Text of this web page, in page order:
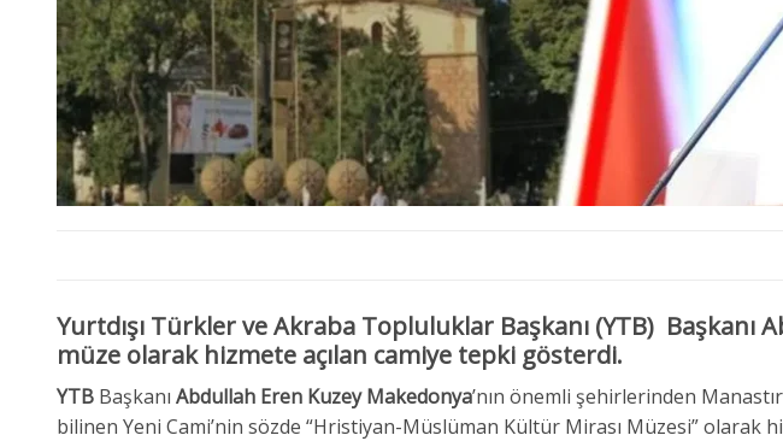
Yurtdışı Türkler ve Akraba Topluluklar Başkanı (YTB) Başkanı
müze olarak hizmete açılan camiye tepki gösterdi.
YTB Başkanı Abdullah Eren Kuzey Makedonya’nın önemli şehirlerinden
bilinen Yeni Cami’nin sözde “Hristiyan-Müslüman Kültür Mirası Müzesi” olarak